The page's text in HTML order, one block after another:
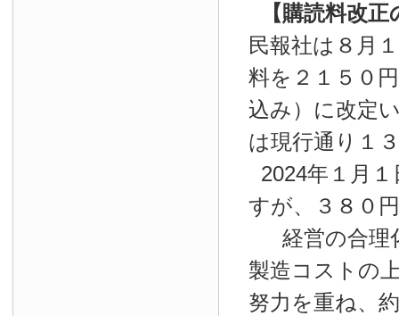
【購読料改正
民報社は８月
料を２１５０
込み）に改定
は現行通り１
2024年１月１
すが、３８０
経営の合理
製造コストの
努力を重ね、